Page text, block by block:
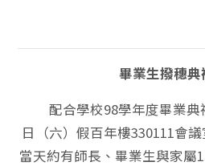
畢業生撥穗典
配合學校98學年度畢業典
日（六）假百年樓330111會
當天約有師長、畢業生與家屬